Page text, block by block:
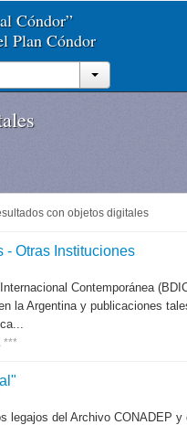
Cóndor”
Plan Cóndor
con objetos digitales
Otras Instituciones
Contemporánea
la Argentina y publicaciones
***
legajos del Archivo CONADEP